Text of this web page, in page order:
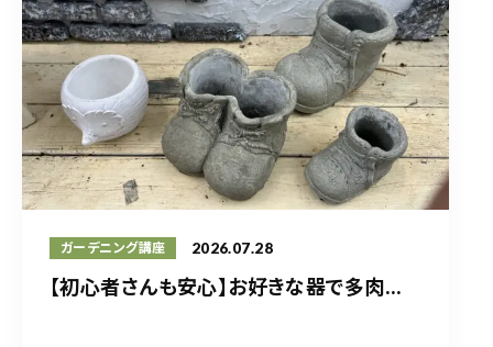
ガーデニング講座 2026.07.28
【初心者さんも安心】お好きな器で多肉...